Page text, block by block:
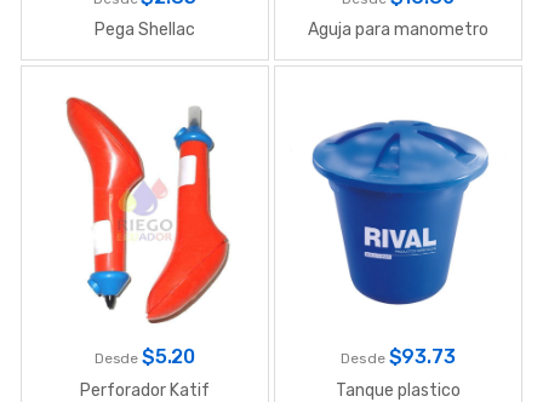
Pega Shellac Aguja para manometro
Desde $5.20
Perforador Katif
Desde $93.73
Tanque plastico